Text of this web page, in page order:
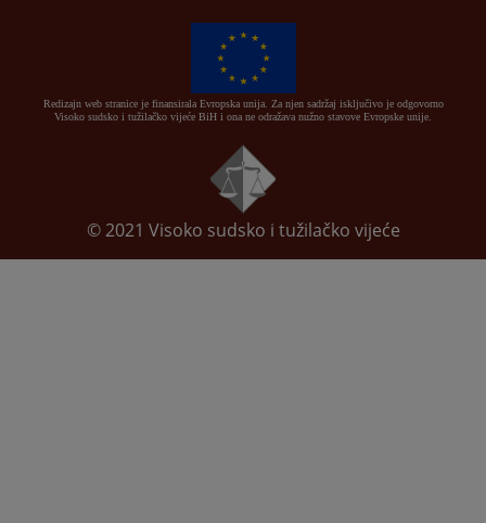
Redizajn web stranice je finansirala Evropska unija. Za njen sadržaj isključivo je odgovorno
Visoko sudsko i tužilačko vijeće BiH i ona ne odražava nužno stavove Evropske unije.
© 2021 Visoko sudsko i tužilačko vijeće